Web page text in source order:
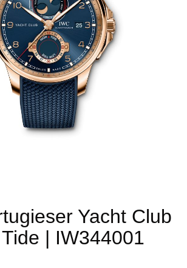
Yacht Club
| IW344001